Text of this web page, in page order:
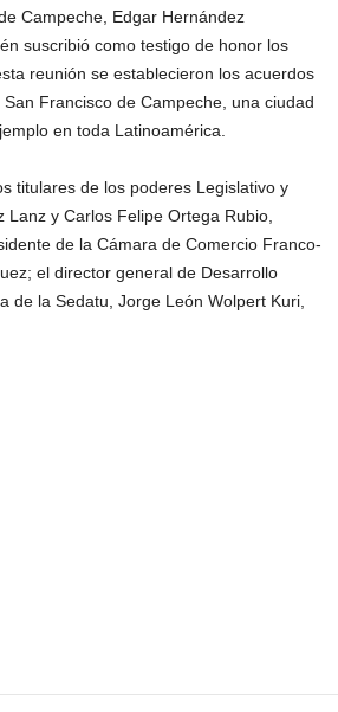
Campeche, Edgar Hernández
suscribió como testigo de honor los
reunión se establecieron los acuerdos
Francisco de Campeche, una ciudad
en toda Latinoamérica.
titulares de los poderes Legislativo y
Lanz y Carlos Felipe Ortega Rubio,
de la Cámara de Comercio Franco-
el director general de Desarrollo
de la Sedatu, Jorge León Wolpert Kuri,